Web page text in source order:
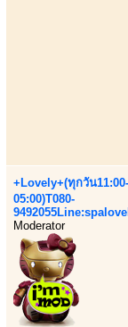
+Lovely+(ทุกวัน11:00-
05:00)T080-
Moderator